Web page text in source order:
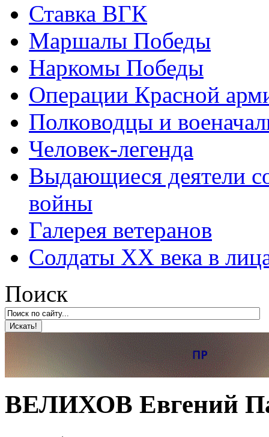
Ставка ВГК
Маршалы Победы
Наркомы Победы
Операции Красной
Полководцы и
Человек-легенда
Выдающиеся деятели
войны
Галерея ветеранов
Солдаты XX века в
Поиск
ВЕЛИХОВ Евгений